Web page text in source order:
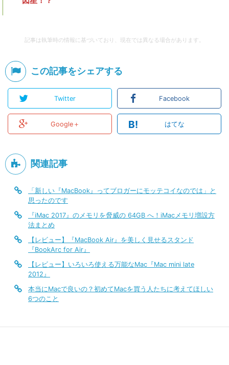
記事は執筆時の情報に基づいており、現在では異なる場合があります。
この記事をシェアする
Twitter Facebook
Google＋ B! はてな
関連記事
「新しい『MacBook』ってブロガーにモッテコイなのでは」と
思ったのです
『iMac 2017』のメモリを脅威の 64GB へ！iMacメモリ増設方
法まとめ
【レビュー】『MacBook Air』を美しく見せるスタンド
『BookArc for Air』
【レビュー】いろいろ使える万能なMac『Mac mini late
2012』
本当にMacで良いの？初めてMacを買う人たちに考えてほしい
6つのこと